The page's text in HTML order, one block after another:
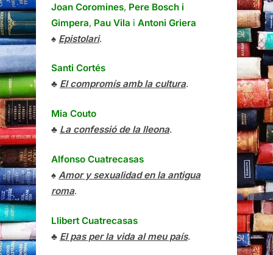
Joan Coromines, Pere Bosch i
Gimpera, Pau Vila i Antoni Griera
♠ Epistolari.
Santi Cortés
♣ El compromís amb la cultura.
Mia Couto
♣ La confessió de la lleona.
Alfonso Cuatrecasas
♠ Amor y sexualidad en la antigua
roma.
Llibert Cuatrecasas
♣ El pas per la vida al meu país.